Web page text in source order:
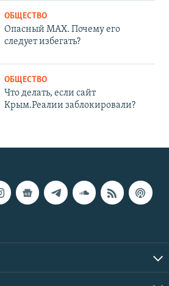
ОБЩЕСТВО
Опасный MAX. Почему его
следует избегать?
ОБЩЕСТВО
Что делать, если сайт
Крым.Реалии заблокировали?